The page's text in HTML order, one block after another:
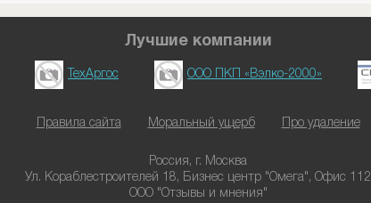
Лучшие компании
ТехАргос ООО ПКП «Вэлко-2000»
Правила сайта Моральный ущерб Про удаление
Россия, г. Москва
Ул. Кораблестроителей 18, Бизнес центр "Омега", Офис 112
ООО "Отзывы и мнения"